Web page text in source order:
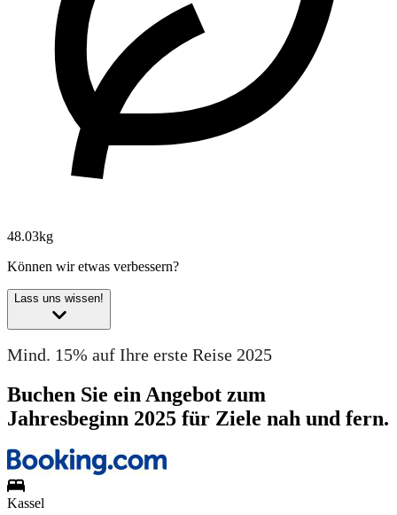
48.03kg
Können wir etwas verbessern?
Lass uns wissen!
Mind. 15% auf Ihre erste Reise 2025
Buchen Sie ein Angebot zum
Jahresbeginn 2025 für Ziele nah und fern.
Kassel